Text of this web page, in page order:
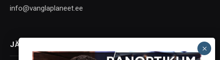
info@vanglaplaneet.ee
JÄLGI SOTSIAALMEEDIAS